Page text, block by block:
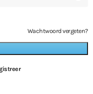
Wachtwoord vergeten?